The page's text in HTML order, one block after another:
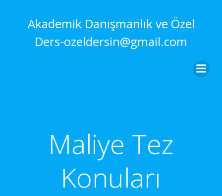
Akademik Danışmanlık ve Özel
Ders-ozeldersin@gmail.com
Maliye Tez
Konuları